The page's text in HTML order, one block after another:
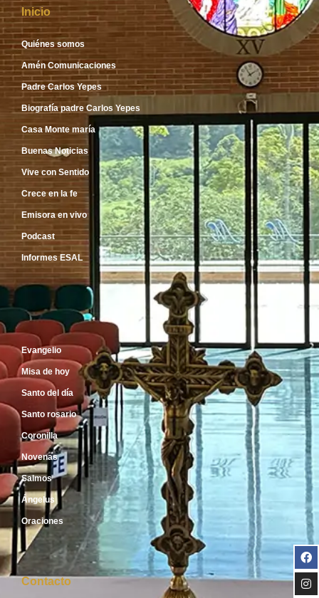
Inicio
Quiénes somos
Amén Comunicaciones
Padre Carlos Yepes
Biografía padre Carlos Yepes
Casa Monte maría
Buenas Noticias
Vive con Sentido
Crece en la fe
Emisora en vivo
Podcast
Informes ESAL
Inicio
Evangelio
Misa de hoy
Santo del día
Santo rosario
Coronilla
Novenas
Salmos
Ángelus
Oraciones
Contacto